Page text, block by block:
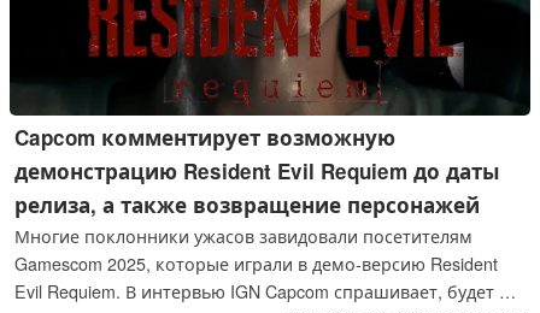
Capcom комментирует возможную
демонстрацию Resident Evil Requiem до даты
релиза, а также возвращение персонажей
Многие поклонники ужасов завидовали посетителям
Gamescom 2025, которые играли в демо-версию Resident
Evil Requiem. В интервью IGN Capcom спрашивает, будет ли